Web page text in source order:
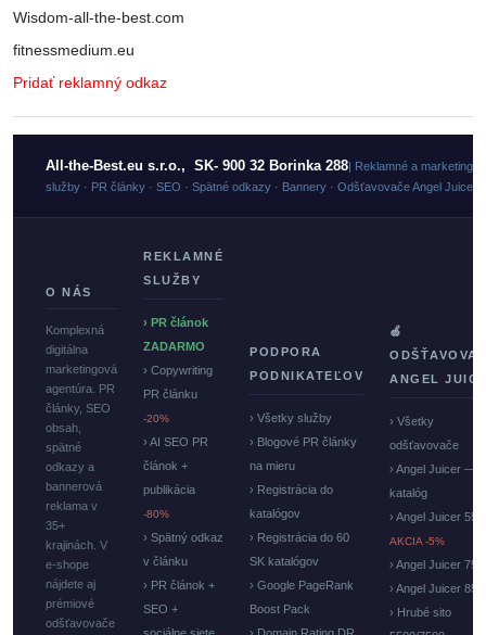
Wisdom-all-the-best.com
fitnessmedium.eu
Pridať reklamný odkaz
All-the-Best.eu s.r.o., SK- 900 32 Borinka 288| Reklamné a
služby · PR články · SEO · Spätné odkazy · Bannery · Odšťavovače Angel Juicer
O NÁS
Komplexná
digitálna
marketingová
agentúra. PR
články, SEO
obsah,
spätné
odkazy a
bannerová
reklama v
35+
krajinách. V
e-shope
nájdete aj
prémiové
odšťavovače
REKLAMNÉ
SLUŽBY
› PR článok
ZADARMO
› Copywriting
PR článku
-20%
› AI SEO PR
článok +
publikácia
-80%
› Spätný odkaz
v článku
› PR článok +
SEO +
PODPORA
PODNIKATEĽOV
› Všetky služby
› Blogové PR články
na mieru
› Registrácia do
katalógov
› Registrácia do 60
SK katalógov
› Google PageRank
Boost Pack
🍏
ANGEL
› Všetky
odšťavovače
› Angel Juicer —
katalóg
› Angel Juicer
AKCIA -5%
› Angel Juicer
› Angel Juicer
› Hrubé sito